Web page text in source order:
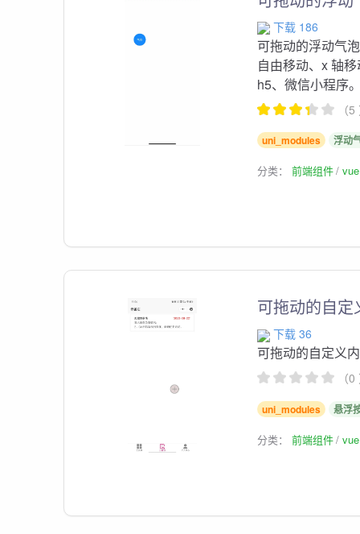
下载 186
可拖动的浮动气
自由移动、x 轴
h5、微信小程序
（
uni_modules 浮动
分类：前端组件
可拖动的自定
下载 36
可拖动的自定义
（
uni_modules 悬浮
分类：前端组件